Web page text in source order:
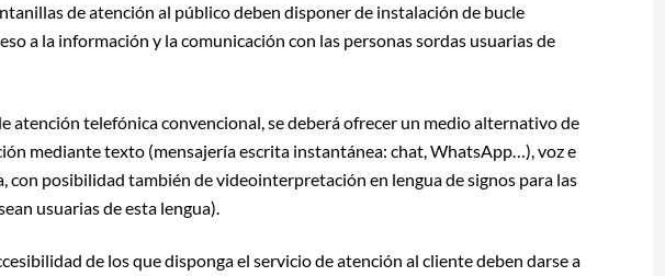
de atención al público deben disponer de instalación de bucle
a la información y la comunicación con las personas sordas usuarias de
atención telefónica convencional, se deberá ofrecer un medio alternativo de
mediante texto (mensajería escrita instantánea: chat, WhatsApp…), voz e
con posibilidad también de videointerpretación en lengua de signos para las
usuarias de esta lengua).
de los que disponga el servicio de atención al cliente deben darse a